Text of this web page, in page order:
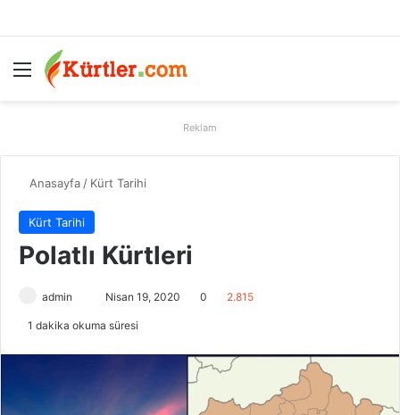
Menü
Reklam
Anasayfa / Kürt Tarihi
Kürt Tarihi
Polatlı Kürtleri
admin Nisan 19, 2020 0 2.815
1 dakika okuma süresi